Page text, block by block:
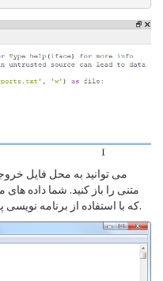
می توانید به محل فایل
متنی را باز کنید. شما داده
که با استفاده از برنامه نویسی پایتون استخراج کردیم ، خواهید دید.